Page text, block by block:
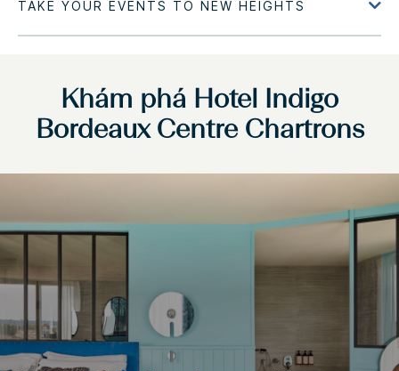
Khám phá Hotel Indigo
Bordeaux Centre Chartrons